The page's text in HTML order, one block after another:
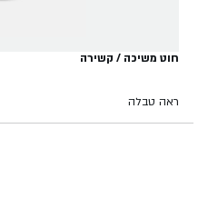
חוט משיכה / קשירה
ראה טבלה